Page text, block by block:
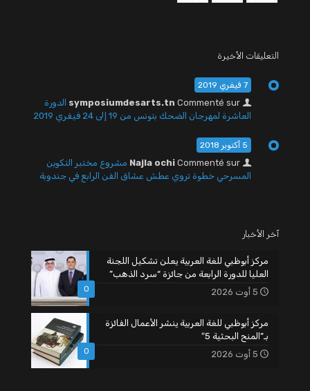
التعليقات الأخيرة
7 فيفري 2019
symposiumdesarts.tn Commenté sur
الدورة
العاشرة لمهرجان الضحك بتونس من 19 إلى 24 فيفري 2019
5 أكتوبر 2018
Najla ochi Commenté sur
مشروع مختبر التكوين
المسرحي خطوة تروي عطش عشاق الفن الرابع في جندوبة
آخر الأخبار
0
مركز أبوظبي للغة العربية يعلن تشكيل اللجنة
العليا للدورة الرابعة من جائزة “سرد الذهب”
5 أوت 2026
0
مركز أبوظبي للغة العربية ينشر الأعمال الفائزة
بـ”المنح البحثية 5″
5 أوت 2026